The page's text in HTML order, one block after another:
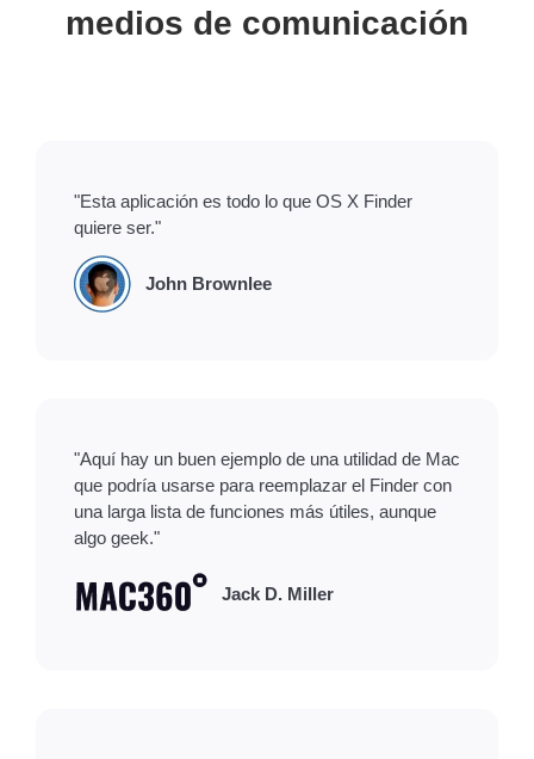
medios de comunicación
"Esta aplicación es todo lo que OS X Finder
quiere ser."
John Brownlee
"Aquí hay un buen ejemplo de una utilidad de Mac
que podría usarse para reemplazar el Finder con
una larga lista de funciones más útiles, aunque
algo geek."
Jack D. Miller